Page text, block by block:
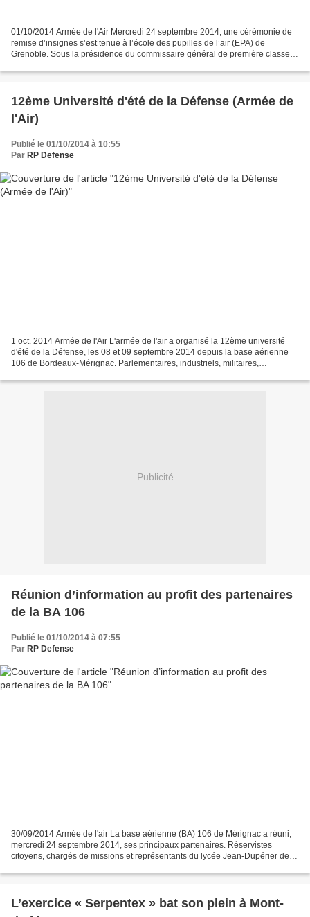
01/10/2014 Armée de l'Air Mercredi 24 septembre 2014, une cérémonie de
remise d’insignes s’est tenue à l’école des pupilles de l’air (EPA) de
Grenoble. Sous la présidence du commissaire général de première classe
12ème Université d'été de la Défense (Armée de
l'Air)
Publié le 01/10/2014 à 10:55
Par RP Defense
1 oct. 2014 Armée de l'Air L'armée de l'air a organisé la 12ème université
d'été de la Défense, les 08 et 09 septembre 2014 depuis la base aérienne
106 de Bordeaux-Mérignac. Parlementaires, industriels, militaires,
Publicité
Réunion d’information au profit des partenaires
de la BA 106
Publié le 01/10/2014 à 07:55
Par RP Defense
30/09/2014 Armée de l'air La base aérienne (BA) 106 de Mérignac a réuni,
mercredi 24 septembre 2014, ses principaux partenaires. Réservistes
citoyens, chargés de missions et représentants du lycée Jean-Dupérier de
L’exercice « Serpentex » bat son plein à Mont-